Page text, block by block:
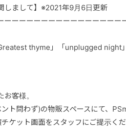
しまして】※2021年9月6日更新
ーーーーーーーーーーーーーーー
thyme」「unplugged night」
客様。
ト問わず)の物販スペースにて、
ケット画面をスタッフにご提示く